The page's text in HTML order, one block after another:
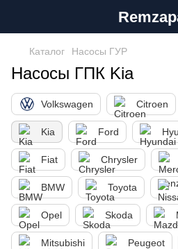
Каталог Насосы ГУР
Насосы ГПК Kia
Volkswagen Citroen
Kia Ford
Fiat Chrysler
BMW Toyota
Opel Skoda
Mitsubishi Peugeot